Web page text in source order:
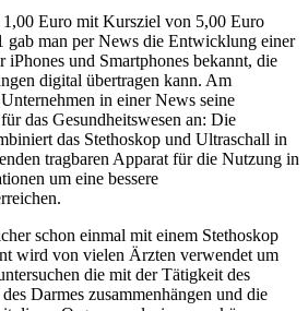
Euro mit Kursziel von 5,00 Euro
gab man per News die Entwicklung einer
und Smartphones bekannt, die
digital übertragen kann. Am
in einer News seine
das Gesundheitswesen an: Die
das Stethoskop und Ultraschall in
tragbaren Apparat für die Nutzung in
um eine bessere
schon einmal mit einem Stethoskop
wird von vielen Ärzten verwendet um
die mit der Tätigkeit des
Darmes zusammenhängen und die